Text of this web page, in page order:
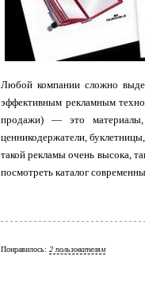
Любой компании сложно
эффективным рекламным
продажи) — это материалы,
ценникодержатели,
такой рекламы очень высока,
посмотреть каталог
Понравилось: 2 пользователям